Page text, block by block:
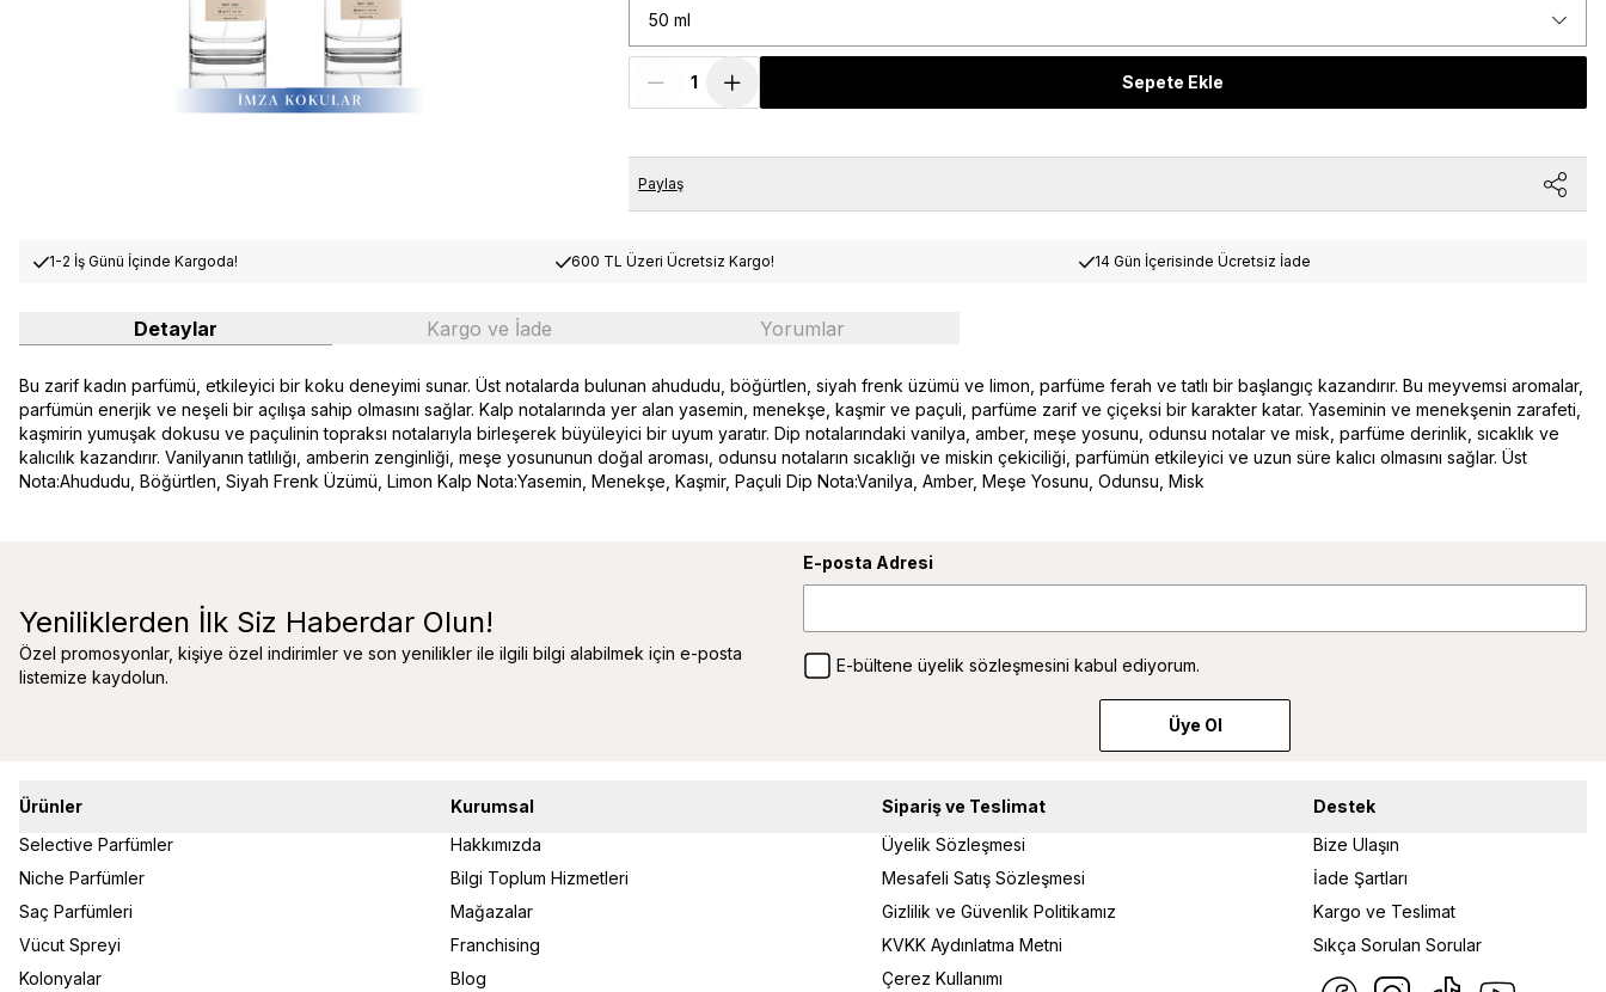
50 ml
Sepete Ekle
Paylaş
1-2 İş Günü İçinde Kargoda! 600 TL Üzeri Ücretsiz Kargo! 14 Gün İçerisinde Ücretsiz İade
Detaylar Kargo ve İade Yorumlar
Bu zarif kadın parfümü, etkileyici bir koku deneyimi sunar. Üst notalarda bulunan ahududu, böğürtlen, siyah frenk üzümü ve limon, parfüme ferah ve tatlı bir başlangıç kazandırır. Bu meyvemsi aromalar,
parfümün enerjik ve neşeli bir açılışa sahip olmasını sağlar. Kalp notalarında yer alan yasemin, menekşe, kaşmir ve paçuli, parfüme zarif ve çiçeksi bir karakter katar. Yaseminin ve menekşenin zarafeti,
kaşmirin yumuşak dokusu ve paçulinin topraksı notalarıyla birleşerek büyüleyici bir uyum yaratır. Dip notalarındaki vanilya, amber, meşe yosunu, odunsu notalar ve misk, parfüme derinlik, sıcaklık ve
kalıcılık kazandırır. Vanilyanın tatlılığı, amberin zenginliği, meşe yosununun doğal aroması, odunsu notaların sıcaklığı ve miskin çekiciliği, parfümün etkileyici ve uzun süre kalıcı olmasını sağlar. Üst
Nota:Ahududu, Böğürtlen, Siyah Frenk Üzümü, Limon Kalp Nota:Yasemin, Menekşe, Kaşmir, Paçuli Dip Nota:Vanilya, Amber, Meşe Yosunu, Odunsu, Misk
Yeniliklerden İlk Siz Haberdar Olun!
Özel promosyonlar, kişiye özel indirimler ve son yenilikler ile ilgili bilgi alabilmek için e-posta
listemize kaydolun.
E-posta Adresi
E-bültene üyelik sözleşmesini kabul ediyorum.
Üye Ol
Ürünler
Selective Parfümler
Niche Parfümler
Saç Parfümleri
Vücut Spreyi
Kolonyalar
Kurumsal
Hakkımızda
Bilgi Toplum Hizmetleri
Mağazalar
Franchising
Blog
Sipariş ve Teslimat
Üyelik Sözleşmesi
Mesafeli Satış Sözleşmesi
Gizlilik ve Güvenlik Politikamız
KVKK Aydınlatma Metni
Çerez Kullanımı
Destek
Bize Ulaşın
İade Şartları
Kargo ve Teslimat
Sıkça Sorulan Sorular